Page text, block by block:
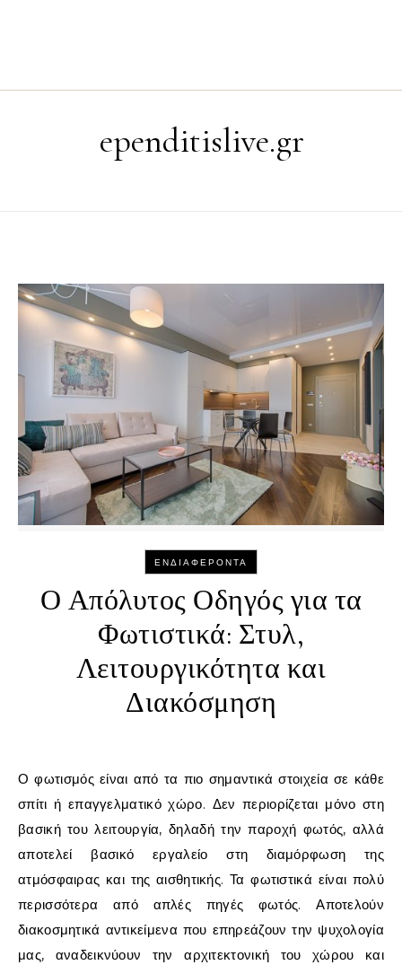
ependitislive.gr
ΕΝΔΙΑΦΈΡΟΝΤΑ
Ο Απόλυτος Οδηγός για τα
Φωτιστικά: Στυλ,
Λειτουργικότητα και
Διακόσμηση
Ο φωτισμός είναι από τα πιο σημαντικά στοιχεία σε κάθε
σπίτι ή επαγγελματικό χώρο. Δεν περιορίζεται μόνο στη
βασική του λειτουργία, δηλαδή την παροχή φωτός, αλλά
αποτελεί βασικό εργαλείο στη διαμόρφωση της
ατμόσφαιρας και της αισθητικής. Τα φωτιστικά είναι πολύ
περισσότερα από απλές πηγές φωτός. Αποτελούν
διακοσμητικά αντικείμενα που επηρεάζουν την ψυχολογία
μας, αναδεικνύουν την αρχιτεκτονική του χώρου και